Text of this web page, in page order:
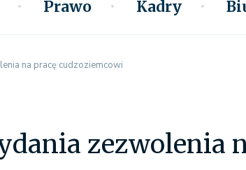
Prawo Kadry
na pracę cudzoziemcowi
zezwolenia